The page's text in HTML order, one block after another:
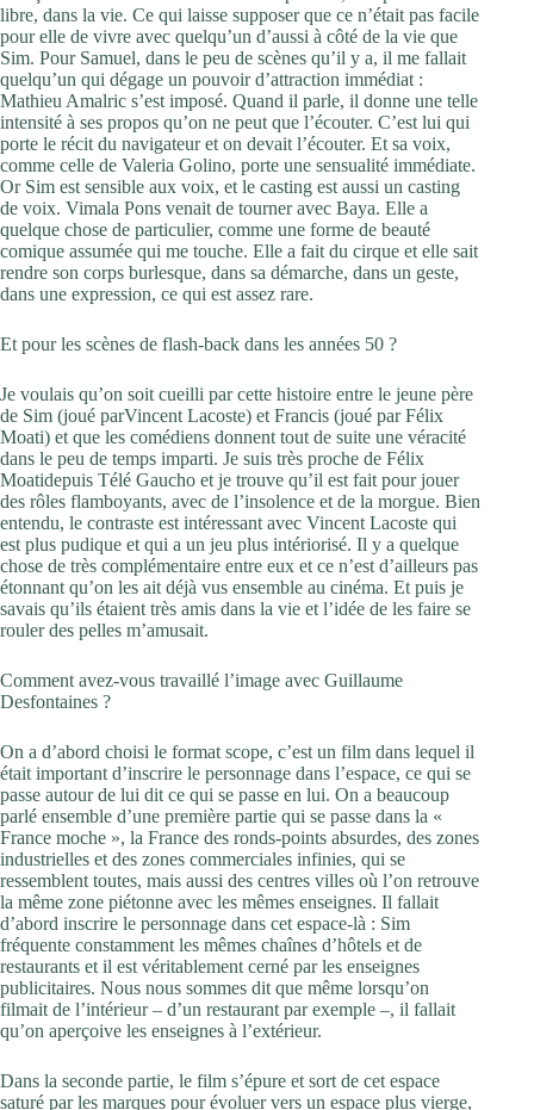
libre, dans la vie. Ce qui laisse supposer que ce n’était pas facile
pour elle de vivre avec quelqu’un d’aussi à côté de la vie que
Sim. Pour Samuel, dans le peu de scènes qu’il y a, il me fallait
quelqu’un qui dégage un pouvoir d’attraction immédiat :
Mathieu Amalric s’est imposé. Quand il parle, il donne une telle
intensité à ses propos qu’on ne peut que l’écouter. C’est lui qui
porte le récit du navigateur et on devait l’écouter. Et sa voix,
comme celle de Valeria Golino, porte une sensualité immédiate.
Or Sim est sensible aux voix, et le casting est aussi un casting
de voix. Vimala Pons venait de tourner avec Baya. Elle a
quelque chose de particulier, comme une forme de beauté
comique assumée qui me touche. Elle a fait du cirque et elle sait
rendre son corps burlesque, dans sa démarche, dans un geste,
dans une expression, ce qui est assez rare.
Et pour les scènes de flash-back dans les années 50 ?
Je voulais qu’on soit cueilli par cette histoire entre le jeune père
de Sim (joué parVincent Lacoste) et Francis (joué par Félix
Moati) et que les comédiens donnent tout de suite une véracité
dans le peu de temps imparti. Je suis très proche de Félix
Moatidepuis Télé Gaucho et je trouve qu’il est fait pour jouer
des rôles flamboyants, avec de l’insolence et de la morgue. Bien
entendu, le contraste est intéressant avec Vincent Lacoste qui
est plus pudique et qui a un jeu plus intériorisé. Il y a quelque
chose de très complémentaire entre eux et ce n’est d’ailleurs pas
étonnant qu’on les ait déjà vus ensemble au cinéma. Et puis je
savais qu’ils étaient très amis dans la vie et l’idée de les faire se
rouler des pelles m’amusait.
Comment avez-vous travaillé l’image avec Guillaume
Desfontaines ?
On a d’abord choisi le format scope, c’est un film dans lequel il
était important d’inscrire le personnage dans l’espace, ce qui se
passe autour de lui dit ce qui se passe en lui. On a beaucoup
parlé ensemble d’une première partie qui se passe dans la «
France moche », la France des ronds-points absurdes, des zones
industrielles et des zones commerciales infinies, qui se
ressemblent toutes, mais aussi des centres villes où l’on retrouve
la même zone piétonne avec les mêmes enseignes. Il fallait
d’abord inscrire le personnage dans cet espace-là : Sim
fréquente constamment les mêmes chaînes d’hôtels et de
restaurants et il est véritablement cerné par les enseignes
publicitaires. Nous nous sommes dit que même lorsqu’on
filmait de l’intérieur – d’un restaurant par exemple –, il fallait
qu’on aperçoive les enseignes à l’extérieur.
Dans la seconde partie, le film s’épure et sort de cet espace
saturé par les marques pour évoluer vers un espace plus vierge,